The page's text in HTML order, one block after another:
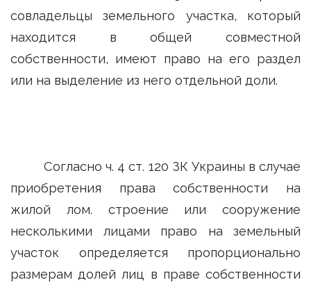
совладельцы земельного участка, который
находится в общей совместной
собственности, имеют право на его раздел
или на выделение из него отдельной доли.
Согласно ч. 4 ст. 120 ЗК Украины в случае
приобретения права собственности на
жилой лом. строение или сооружение
несколькими лицами право на земельный
участок определяется пропорционально
размерам долей лиц в праве собственности